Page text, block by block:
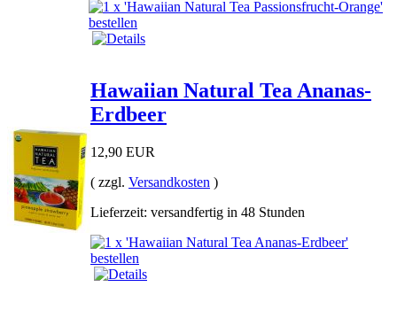
Hawaiian Natural Tea Ananas-
Erdbeer
12,90 EUR
( zzgl. Versandkosten )
Lieferzeit: versandfertig in 48 Stunden